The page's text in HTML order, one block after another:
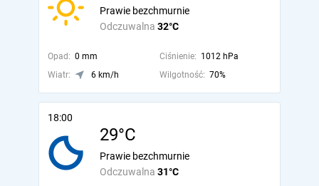
Odczuwalna 32°C
Prawie bezchmurnie
Opad: 0 mm Ciśnienie: 1012 hPa
Wiatr:
6 km/h Wilgotność: 70%
18:00
29°C
Odczuwalna 31°C
Prawie bezchmurnie